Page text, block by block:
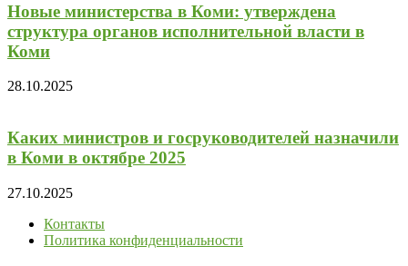
Новые министерства в Коми: утверждена
структура органов исполнительной власти в
Коми
28.10.2025
Каких министров и госруководителей назначили
в Коми в октябре 2025
27.10.2025
Контакты
Политика конфиденциальности